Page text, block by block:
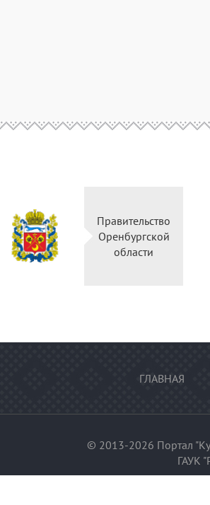
Правительство
Оренбургской
области
ГЛАВНАЯ
© 2013-2026 Портал
ГАУК